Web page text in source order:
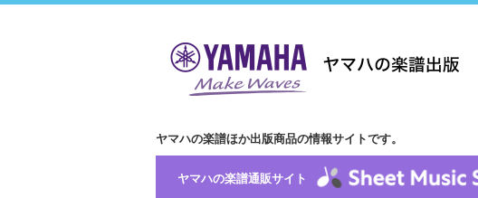
ヤマハの楽譜ほか出版商品の情報サイトです。
ヤマハの楽譜通販サイト